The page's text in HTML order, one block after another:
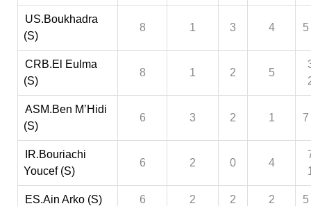
US.Boukhadra
(S)
8 1 3 4 5
CRB.El Eulma
(S)
8 1 2 5
ASM.Ben M’Hidi
(S)
6 3 2 1 7
IR.Bouriachi
Youcef (S)
6 2 0 4
ES.Ain Arko (S) 6 2 2 2 5